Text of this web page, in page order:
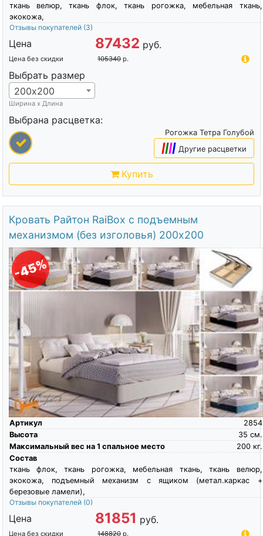
ткань велюр, ткань флок, ткань рогожка, мебельная ткань,
экокожа,
Отзывы покупателей (3)
Цена 87432 руб.
Цена без скидки 105340 р.
Выбрать размер
200х200
Ширина х Длина
Выбрана расцветка:
Рогожка Тетра Голубой
|||| Другие расцветки
Купить
Кровать Райтон RaiBox с подъемным
механизмом (без изголовья) 200х200
-45%
Артикул
2854
Высота
см.
35
Максимальный вес на 1 спальное место
кг.
200
Состав
ткань флок, ткань рогожка, мебельная ткань, ткань велюр,
экокожа, подъемный механизм с ящиком (метал.каркас +
березовые ламели),
Отзывы покупателей (0)
Цена 81851 руб.
Цена без скидки 148820 р.